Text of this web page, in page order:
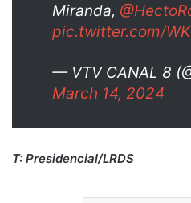
Miranda,
pic.twitter.com/
— VTV CANAL 8
March 14, 2024
T: Presidencial/LRDS